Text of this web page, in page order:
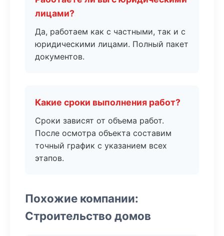
лицами?
Да, работаем как с частными, так и с
юридическими лицами. Полный пакет
документов.
Какие сроки выполнения работ?
Сроки зависят от объема работ.
После осмотра объекта составим
точный график с указанием всех
этапов.
Похожие компании:
Строительство домов